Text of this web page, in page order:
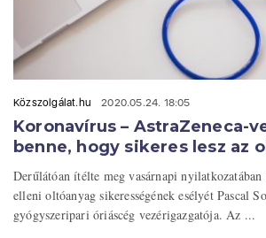
Közszolgálat.hu 2020.05.24. 18:05
Koronavírus – AstraZeneca-
benne, hogy sikeres lesz az
Derűlátóan ítélte meg vasárnapi
elleni oltóanyag sikerességének esélyét Pascal
gyógyszeripari óriáscég vezérigazgatója. Az ...